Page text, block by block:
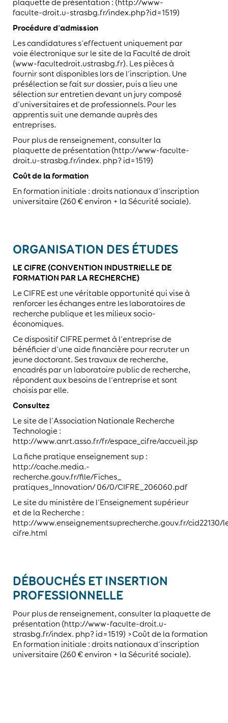
plaquette de présentation : (http://www-
faculte-droit.u-strasbg.fr/index.php?id=1519)
Procédure d’admission
Les candidatures s’effectuent uniquement par
voie électronique sur le site de la Faculté de droit
(www-facultedroit.ustrasbg.fr). Les pièces à
fournir sont disponibles lors de l’inscription. Une
présélection se fait sur dossier, puis a lieu une
sélection sur entretien devant un jury composé
d’universitaires et de professionnels. Pour les
apprentis suit une demande auprès des
entreprises.
Pour plus de renseignement, consulter la
plaquette de présentation (http://www-faculte-
droit.u-strasbg.fr/index. php? id=1519)
Coût de la formation
En formation initiale : droits nationaux d’inscription
universitaire (260 € environ + la Sécurité sociale).
ORGANISATION DES ÉTUDES
LE CIFRE (CONVENTION INDUSTRIELLE DE
FORMATION PAR LA RECHERCHE)
Le CIFRE est une véritable opportunité qui vise à
renforcer les échanges entre les laboratoires de
recherche publique et les milieux socio-
économiques.
Ce dispositif CIFRE permet à l’entreprise de
bénéficier d’une aide financière pour recruter un
jeune doctorant. Ses travaux de recherche,
encadrés par un laboratoire public de recherche,
répondent aux besoins de l’entreprise et sont
choisis par elle.
Consultez
Le site de l’Association Nationale Recherche
Technologie :
http://www.anrt.asso.fr/fr/espace_cifre/accueil.jsp
La fiche pratique enseignement sup :
http://cache.media.-
recherche.gouv.fr/file/Fiches_
pratiques_Innovation/ 06/0/CIFRE_206060.pdf
Le site du ministère de l’Enseignement supérieur
et de la Recherche :
http://www.enseignementsuprecherche.gouv.fr/cid22130/
cifre.html
DÉBOUCHÉS ET INSERTION
PROFESSIONNELLE
Pour plus de renseignement, consulter la plaquette de
présentation (http://www-faculte-droit.u-
strasbg.fr/index. php? id=1519) >Coût de la formation
En formation initiale : droits nationaux d’inscription
universitaire (260 € environ + la Sécurité sociale).